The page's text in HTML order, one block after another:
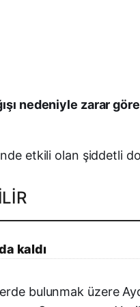
nedeniyle zarar
etkili olan şiddetli
kaldı
bulunmak üzere